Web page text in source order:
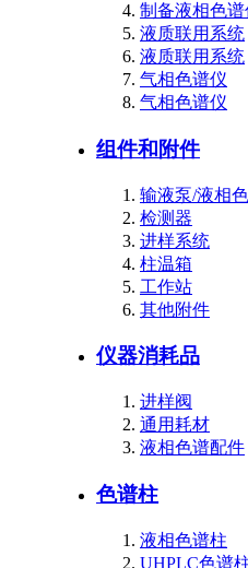
制备液相色谱
液质联用系统
液质联用系统
气相色谱仪
气相色谱仪
组件和附件
输液泵/液相
检测器
进样系统
柱温箱
工作站
其他附件
仪器消耗品
进样阀
通用耗材
液相色谱配件
色谱柱
液相色谱柱
UHPLC色谱